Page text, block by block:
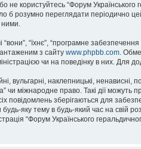
не користуйтесь “Форум
розумно переглядати періодично
ними.
“їхнє”, “програмне
з сайту www.phpbb.com.
чи на поведінку в них. Для
вульгарні, наклепницькі, ненависні,
чи міжнародне право. Такі дії
зберігаються для
яку тему в будь-який час на свій
“Форум Українського